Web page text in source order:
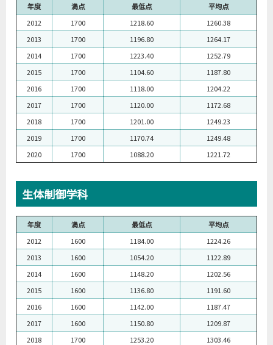
年度 満点 最低点
平均点
2012
1700 1218.60
1260.38
2013
1700 1196.80
1264.17
2014
1700 1223.40
1252.79
2015
1700 1104.60
1187.80
2016
1700 1118.00
1204.22
2017
1700 1120.00
1172.68
2018
1700 1201.00
1249.23
2019
1700 1170.74
1249.48
2020
1700 1088.20 1221.72
生体制御学科
年度 満点 最低点
平均点
2012
1600 1184.00
1224.26
2013
1600 1054.20
1122.89
2014
1600 1148.20
1202.56
2015
1600 1136.80
1191.60
2016
1600 1142.00
1187.47
2017
1600 1150.80
1209.87
2018
1700 1253.20
1303.46